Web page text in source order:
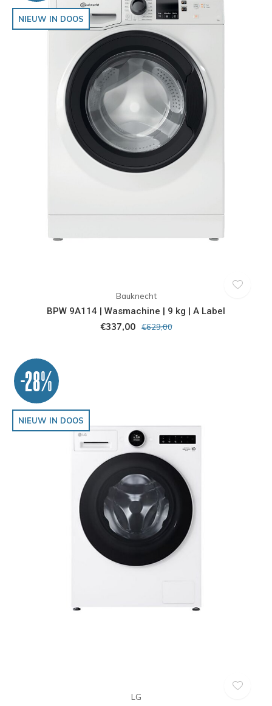
NIEUW IN DOOS
Bauknecht
BPW 9A114 | Wasmachine | 9 kg | A Label
€337,00 €629,00
-28%
NIEUW IN DOOS
LG